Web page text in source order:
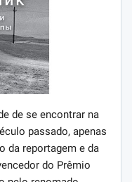
de se encontrar na
passado, apenas
da reportagem e da
do Prêmio